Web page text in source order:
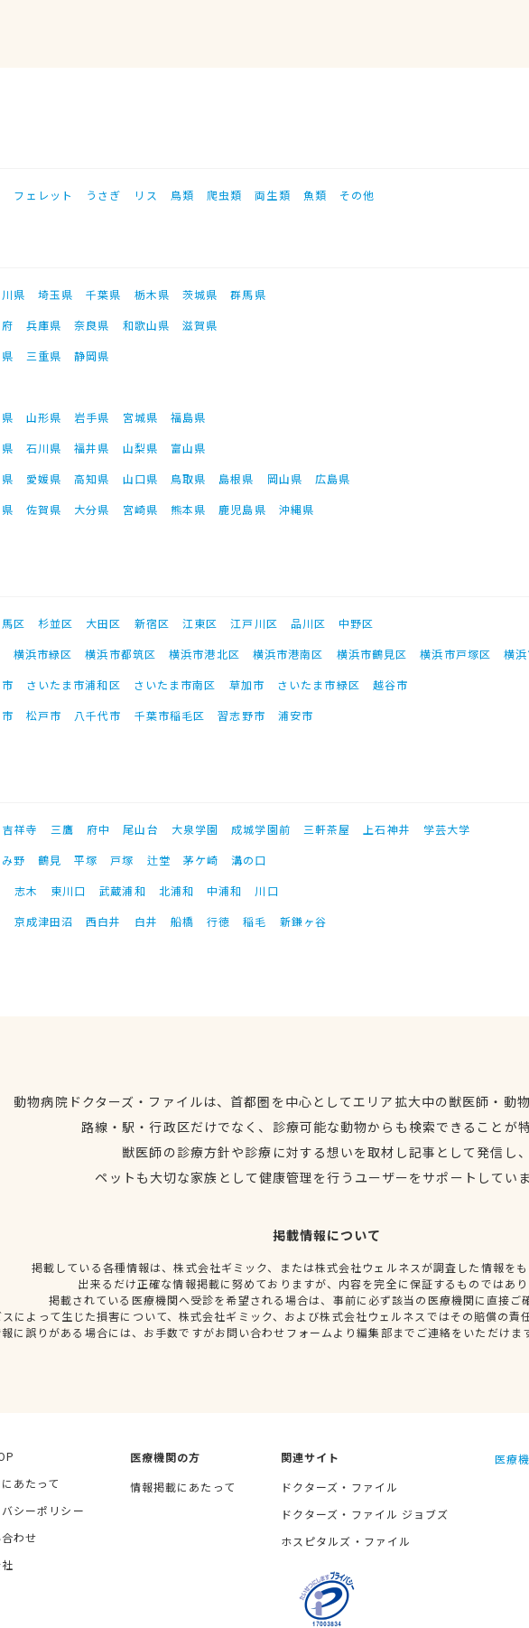
フェレット うさぎ リス 鳥類 爬虫類 両生類 魚類 その他
県 埼玉県 千葉県 栃木県 茨城県
群馬県
兵庫県 奈良県 和歌山県
滋賀県
三重県
静岡県
山形県 岩手県 宮城県
福島県
石川県 福井県 山梨県
富山県
愛媛県 高知県 山口県 鳥取県 島根県 岡山県
広島県
佐賀県 大分県 宮崎県 熊本県 鹿児島県 沖縄県
区 杉並区 大田区 新宿区 江東区 江戸川区 品川区
中野区
横浜市緑区 横浜市都筑区 横浜市港北区 横浜市港南区 横浜市鶴見区 横浜市戸塚区
横
さいたま市浦和区 さいたま市南区 草加市 さいたま市緑区
越谷市
松戸市 八千代市 千葉市稲毛区 習志野市 浦安市
吉祥寺 三鷹 府中 尾山台 大泉学園 成城学園前 三軒茶屋 上石神井
学芸大学
野 鶴見 平塚 戸塚 辻堂 茅ケ崎
溝の口
志木 東川口 武蔵浦和 北浦和 中浦和
川口
京成津田沼 西白井 白井 船橋 行徳 稲毛 新鎌ヶ谷
動物病院ドクターズ・ファイルは、首都圏を中心としてエリア拡大中の獣医師・動
路線・駅・行政区だけでなく、診療可能な動物からも検索できることが
獣医師の診療方針や診療に対する想いを取材し記事として発信し
ペットも大切な家族として健康管理を行うユーザーをサポートしてい
掲載情報について
掲載している各種情報は、株式会社ギミック、または株式会社ウェルネスが調査した情報を
出来るだけ正確な情報掲載に努めておりますが、内容を完全に保証するものではあ
掲載されている医療機関へ受診を希望される場合は、事前に必ず該当の医療機関に直接ご
スによって生じた損害について、株式会社ギミック、および株式会社ウェルネスではその賠償の責
に誤りがある場合には、お手数ですがお問い合わせフォームより編集部までご連絡をいただけま
あたって
シーポリシー
わせ
医療機関の方
情報掲載にあたって
関連サイト
ドクターズ・ファイル
ドクターズ・ファイル ジョブズ
ホスピタルズ・ファイル
医療